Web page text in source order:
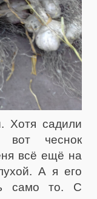
Хотя садили
чеснок
всё ещё на
А я его
само то. С